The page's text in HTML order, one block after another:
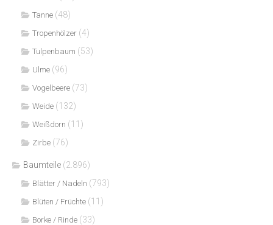
Tanne (48)
Tropenhölzer (4)
Tulpenbaum (53)
Ulme (96)
Vogelbeere (73)
Weide (132)
Weißdorn (11)
Zirbe (76)
Baumteile (2.896)
Blätter / Nadeln (793)
Blüten / Früchte (11)
Borke / Rinde (33)